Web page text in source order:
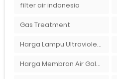
filter air indonesia
Gas Treatment
Harga Lampu Ultraviolet Depot Air Isi Ulang
Harga Membran Air Galon